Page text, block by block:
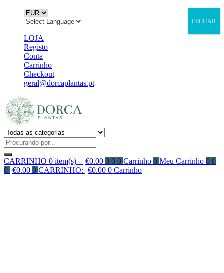
LOJA
Registo
Conta
Carrinho
Checkout
geral@dorcaplantas.pt
CARRINHO 0 item(s) - €0.00 0 0 0 Carrinho 0 Meu Carrinho 0 0
0 €0.00 0 CARRINHO: €0.00 0 Carrinho
FECHAR